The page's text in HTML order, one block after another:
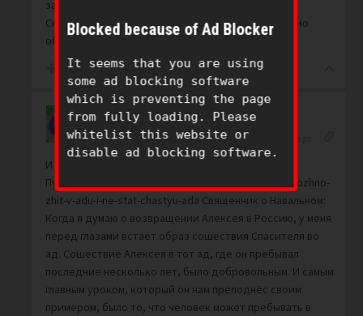
Blocked because of Ad Blocker
It seems that you are using
some ad blocking software
which is preventing the page
from fully loading. Please
whitelist this website or
disable ad blocking software.
за бабосики и её аннунахами?
Сначала пусть рот отмоет, а потом со всеми срочно
объединяется.
0
Viva888 Reply toViva888
И Вакарчук. Но Навальный боролся с антихристом
Путлером. https://meduza.io/feature/2024/02/21/mozhno-
zhit-v-adu-i-ne-stat-chastyu-ada Священник о Навальном:
Когда я думаю о возвращении Алексея в Россию, у меня
перед глазами встает образ сошествия Спасителя во
ад. Сошествие Алексея в тот ад, где он пребывал
последние несколько лет, было добровольным. И самым
главным уроком, который он нам преподнёс своим
примером, было то, что человек может пребывать в